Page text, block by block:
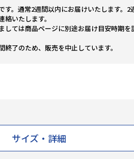
す。通常2週間以内にお届けいたします。2
いたします。
しては商品ページに別途お届け目安時期を
終了のため、販売を中止しています。
サイズ・詳細